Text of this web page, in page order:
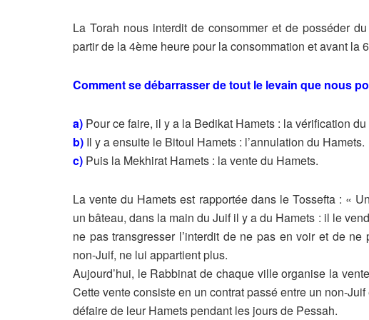
La Torah nous interdit de consommer et de posséder
partir de la 4ème heure pour laconsommation et avant la
Comment se débarrasser de tout le levain que nous
a) Pour ce faire, il y a la Bedikat Hamets : la vérification du
b) Il y a ensuite le Bitoul Hamets : l’annulation du Hamets.
c) Puis la Mekhirat Hamets : la vente du Hamets.
La vente du Hamets est rapportée dans le Tossefta : «
un bâteau, dans la main du Juif ily a du Hamets : il le
ne pas transgresser l’interdit de ne pas en voir et de
non-Juif, ne lui appartientplus.
Aujourd’hui, le Rabbinat de chaque ville organise la
Cette vente consiste en un contrat passé entre un non-
défaire de leur Hametspendant les jours de Pessah.